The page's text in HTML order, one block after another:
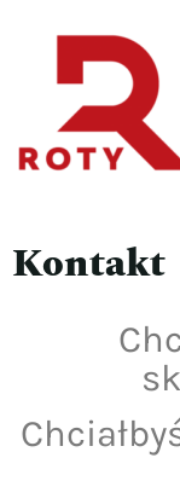
Kontakt